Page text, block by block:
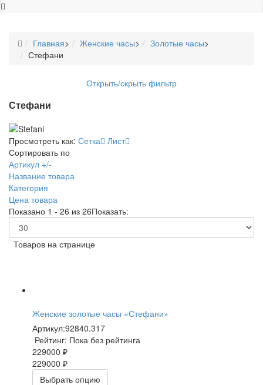
Главная> Женские часы> Золотые часы>
Стефани
Открыть/скрыть фильтр
Стефани
Просмотреть как: Сетка
Лист
Сортировать по
Артикул +/-
Название товара
Категория
Цена товара
Показано 1 - 26 из 26Показать:
Товаров на странице
Женские золотые часы «Стефани»
Артикул:92840.317
Рейтинг: Пока без рейтинга
229000 ₽
229000 ₽
Выбрать опцию